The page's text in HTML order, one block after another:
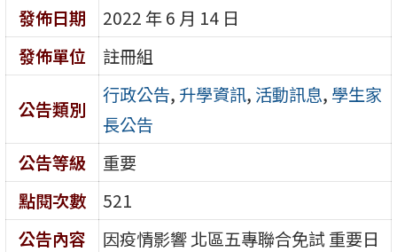
發佈日期
2022 年 6 月 14 日
發佈單位
註冊組
公告類別
行政公告, 升學資訊, 活動訊息, 學生家
長公告
公告等級
重要
點閱次數
521
公告內容
因疫情影響 北區五專聯合免試 重要日